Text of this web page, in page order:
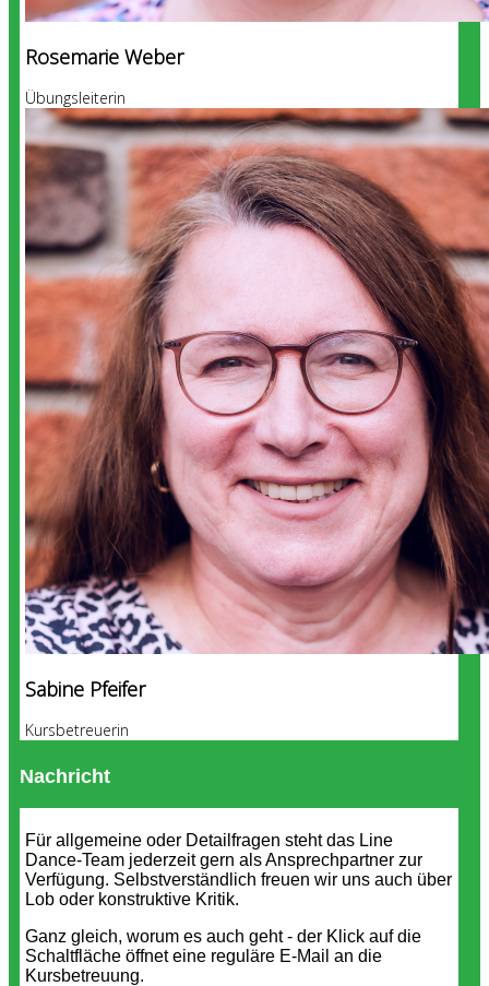
Rosemarie Weber
Übungsleiterin
Sabine Pfeifer
Kursbetreuerin
Nachricht
Für allgemeine oder Detailfragen steht das Line
Dance-Team jederzeit gern als Ansprechpartner zur
Verfügung. Selbstverständlich freuen wir uns auch über
Lob oder konstruktive Kritik.
Ganz gleich, worum es auch geht - der Klick auf die
Schaltfläche öffnet eine reguläre E-Mail an die
Kursbetreuung.